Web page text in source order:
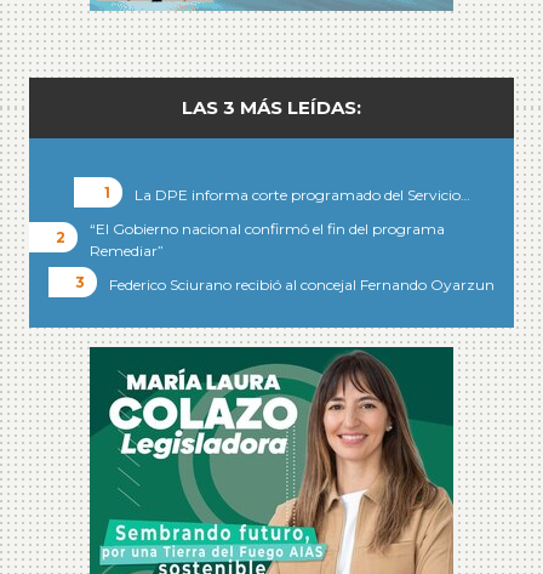
LAS 3 MÁS LEÍDAS:
La DPE informa corte programado del Servicio…
“El Gobierno nacional confirmó el fin del programa
Remediar”
Federico Sciurano recibió al concejal Fernando Oyarzun